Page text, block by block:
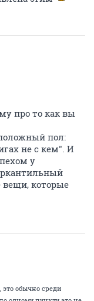
про то как вы
пол:
не с кем". И
у
которые
обычно среди